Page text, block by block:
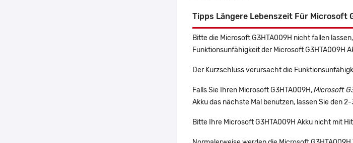
Tipps Längere Lebenszeit Für Microsoft
Bitte die Microsoft G3HTA009H nicht fallen
Funktionsunfähigkeit der Microsoft G3HTA009H
Der Kurzschluss verursacht die
Falls Sie Ihren Microsoft G3HTA009H,Microsoft
Akku das nächste Mal benutzen, lassen Sie den
Bitte Ihre Microsoft G3HTA009H Akku nicht mit